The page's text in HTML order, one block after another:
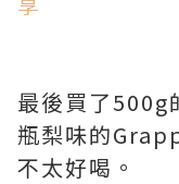
最後買了500g
瓶梨味的
不太好喝。